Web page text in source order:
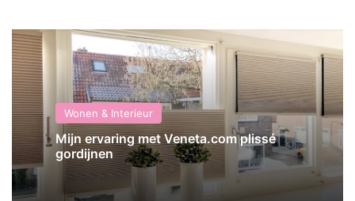
Wonen & Interieur
Mijn ervaring met Veneta.com plissé
gordijnen